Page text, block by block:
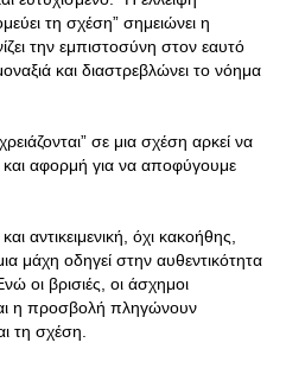
τη σχέση” σημειώνει η
την εμπιστοσύνη στον εαυτό
και διαστρεβλώνει το νόημα
σε μια σχέση αρκεί να
αφορμή για να αποφύγουμε
αντικειμενική, όχι κακοήθης,
μάχη οδηγεί στην αυθεντικότητα
οι βρισιές, οι άσχημοι
η προσβολή πληγώνουν
τη σχέση.